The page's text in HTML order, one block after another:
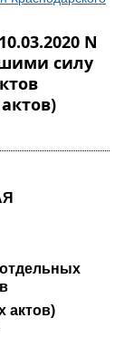
N
силу
актов)